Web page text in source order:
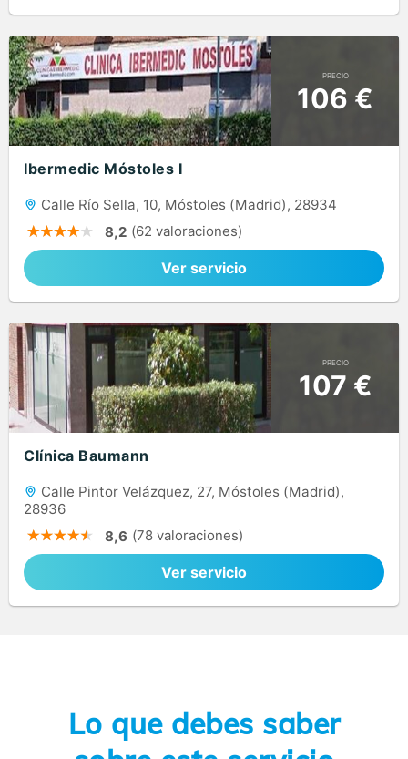
PRECIO
106 €
Ibermedic Móstoles I
Calle Río Sella, 10, Móstoles (Madrid), 28934
8,2 (62 valoraciones)
Ver servicio
PRECIO
107 €
Clínica Baumann
Calle Pintor Velázquez, 27, Móstoles (Madrid),
28936
8,6 (78 valoraciones)
Ver servicio
Lo que debes saber